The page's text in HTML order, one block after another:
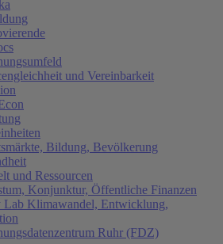
und Vereinbarkeit
Bildung, Bevölkerung
und Ressourcen
Konjunktur, Öffentliche Finanzen
Lab Klimawandel, Entwicklung,
Ruhr (FDZ)